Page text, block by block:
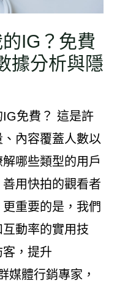
IG？免費
據分析與隱
免費？ 這是許
內容覆蓋人數以
哪些類型的用戶
用快拍的觀看者
重要的是，我們
動率的實用技
，提升
媒體行銷專家，